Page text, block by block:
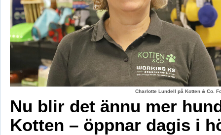
Charlotte Lundell på Kotten & Co.
Nu blir det ännu mer
Kotten – öppnar dagis i